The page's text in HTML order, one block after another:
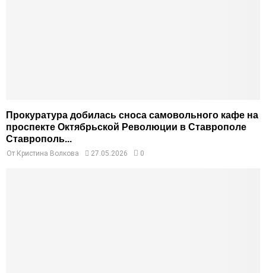
Прокуратура добилась сноса самовольного кафе на
проспекте Октябрьской Революции в Ставрополе
Ставрополь...
От Кристина Волкова 27.05.2026 0